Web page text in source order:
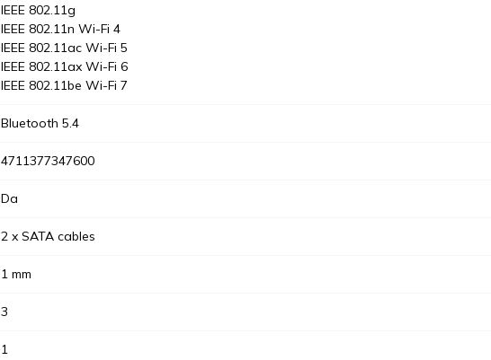
IEEE 802.11g
IEEE 802.11n Wi-Fi 4
IEEE 802.11ac Wi-Fi 5
IEEE 802.11ax Wi-Fi 6
IEEE 802.11be Wi-Fi 7
Bluetooth 5.4
4711377347600
Da
2 x SATA cables
1 mm
3
1